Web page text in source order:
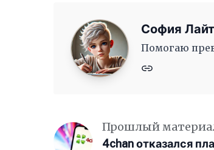
София
Помогаю
Прошлый
4chan отказался